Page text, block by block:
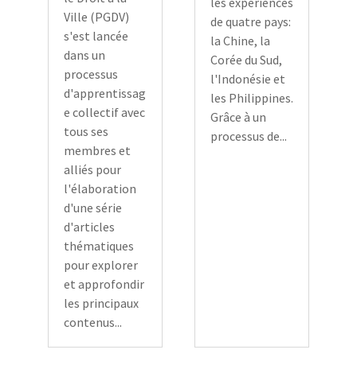
Ville (PGDV)
s'est lancée
dans un
processus
d'apprentissag
e collectif avec
tous ses
membres et
alliés pour
l'élaboration
d'une série
d'articles
thématiques
pour explorer
et approfondir
les principaux
contenus...
de quatre pays:
la Chine, la
Corée du Sud,
l'Indonésie et
les Philippines.
Grâce à un
processus de...